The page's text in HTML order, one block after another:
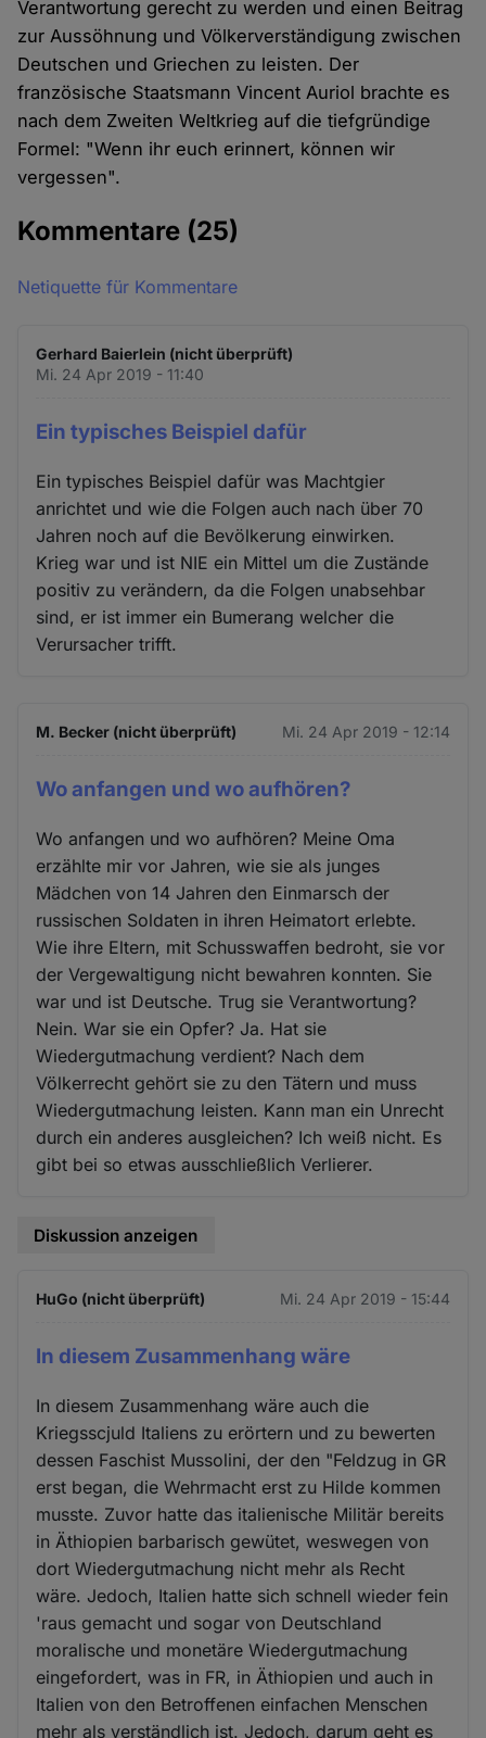
Verantwortung gerecht zu werden und einen Beitrag
zur Aussöhnung und Völkerverständigung zwischen
Deutschen und Griechen zu leisten. Der
französische Staatsmann Vincent Auriol brachte es
nach dem Zweiten Weltkrieg auf die tiefgründige
Formel: "Wenn ihr euch erinnert, können wir
vergessen".
Kommentare (25)
Netiquette für Kommentare
Gerhard Baierlein (nicht überprüft)
Mi. 24 Apr 2019 - 11:40
Ein typisches Beispiel dafür
Ein typisches Beispiel dafür was Machtgier
anrichtet und wie die Folgen auch nach über 70
Jahren noch auf die Bevölkerung einwirken.
Krieg war und ist NIE ein Mittel um die Zustände
positiv zu verändern, da die Folgen unabsehbar
sind, er ist immer ein Bumerang welcher die
Verursacher trifft.
M. Becker (nicht überprüft) Mi. 24 Apr 2019 - 12:14
Wo anfangen und wo aufhören?
Wo anfangen und wo aufhören? Meine Oma
erzählte mir vor Jahren, wie sie als junges
Mädchen von 14 Jahren den Einmarsch der
russischen Soldaten in ihren Heimatort erlebte.
Wie ihre Eltern, mit Schusswaffen bedroht, sie vor
der Vergewaltigung nicht bewahren konnten. Sie
war und ist Deutsche. Trug sie Verantwortung?
Nein. War sie ein Opfer? Ja. Hat sie
Wiedergutmachung verdient? Nach dem
Völkerrecht gehört sie zu den Tätern und muss
Wiedergutmachung leisten. Kann man ein Unrecht
durch ein anderes ausgleichen? Ich weiß nicht. Es
gibt bei so etwas ausschließlich Verlierer.
Diskussion anzeigen
HuGo (nicht überprüft) Mi. 24 Apr 2019 - 15:44
In diesem Zusammenhang wäre
In diesem Zusammenhang wäre auch die
Kriegsscjuld Italiens zu erörtern und zu bewerten
dessen Faschist Mussolini, der den "Feldzug in GR
erst began, die Wehrmacht erst zu Hilde kommen
musste. Zuvor hatte das italienische Militär bereits
in Äthiopien barbarisch gewütet, weswegen von
dort Wiedergutmachung nicht mehr als Recht
wäre. Jedoch, Italien hatte sich schnell wieder fein
'raus gemacht und sogar von Deutschland
moralische und monetäre Wiedergutmachung
eingefordert, was in FR, in Äthiopien und auch in
Italien von den Betroffenen einfachen Menschen
mehr als verständlich ist. Jedoch, darum geht es